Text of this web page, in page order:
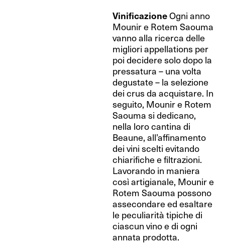
VinificazioneOgni anno
Mounir e Rotem Saouma
vanno alla ricerca delle
migliori appellations per
poi decidere solo dopo la
pressatura – una volta
degustate – la selezione
dei crus da acquistare. In
seguito, Mounir e Rotem
Saouma si dedicano,
nella loro cantina di
Beaune, all’affinamento
dei vini scelti evitando
chiarifiche e filtrazioni.
Lavorando in maniera
così artigianale, Mounir e
Rotem Saouma possono
assecondare ed esaltare
le peculiarità tipiche di
ciascun vino e di ogni
annata prodotta.